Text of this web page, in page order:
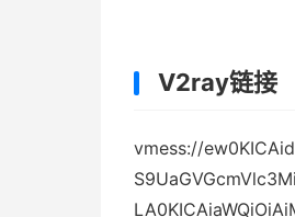
V2ray链接
vmess://